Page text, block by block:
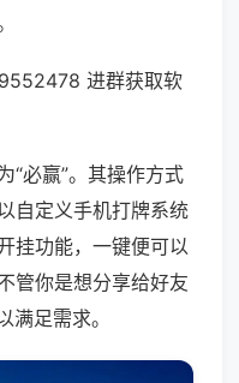
进群获取软
“必赢”。其操作方式
自定义手机打牌系统
挂功能，一键便可以
管你是想分享给好友
满足需求。